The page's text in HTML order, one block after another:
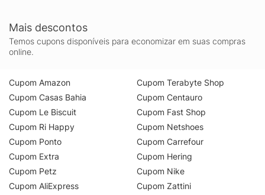
Mais descontos
Temos cupons disponíveis para economizar em suas compras
online.
Cupom Amazon
Cupom Casas Bahia
Cupom Le Biscuit
Cupom Ri Happy
Cupom Ponto
Cupom Extra
Cupom Petz
Cupom AliExpress
Cupom Terabyte Shop
Cupom Centauro
Cupom Fast Shop
Cupom Netshoes
Cupom Carrefour
Cupom Hering
Cupom Nike
Cupom Zattini